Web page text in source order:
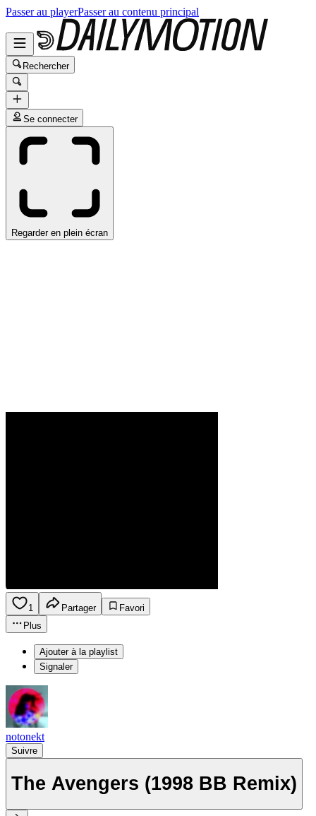
Passer au playerPasser au contenu principal
Rechercher
Se connecter
Regarder en plein écran
1 Partager
Favori
Plus
Ajouter à la playlist
Signaler
notonekt
Suivre
The Avengers (1998 BB Remix)